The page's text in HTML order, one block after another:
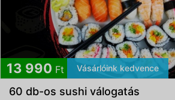
13 990 Ft Vásárlóink kedvence
60 db-os sushi válogatás